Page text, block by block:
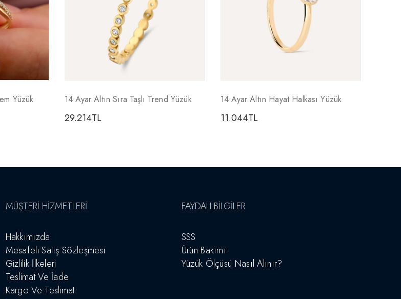
Yüzük 14 Ayar Altın Sıra Taşlı Trend Yüzük
29.214TL
14 Ayar Altın Hayat Halkası Yüzük
11.044TL
MÜŞTERI HIZMETLERI
Hakkımızda
Mesafeli Satış Sözleşmesi
Gizlilik İlkeleri
Teslimat Ve İade
Kargo Ve Teslimat
FAYDALI BILGILER
SSS
Ürün Bakımı
Yüzük Ölçüsü Nasıl Alınır?